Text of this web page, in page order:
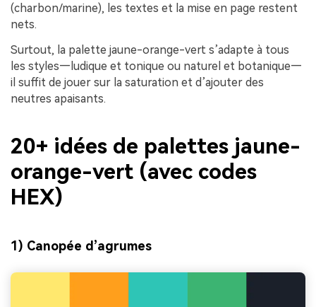
(charbon/marine), les textes et la mise en page restent
nets.
Surtout, la palette jaune-orange-vert s’adapte à tous
les styles—ludique et tonique ou naturel et botanique—
il suffit de jouer sur la saturation et d’ajouter des
neutres apaisants.
20+ idées de palettes jaune-
orange-vert (avec codes
HEX)
1) Canopée d’agrumes